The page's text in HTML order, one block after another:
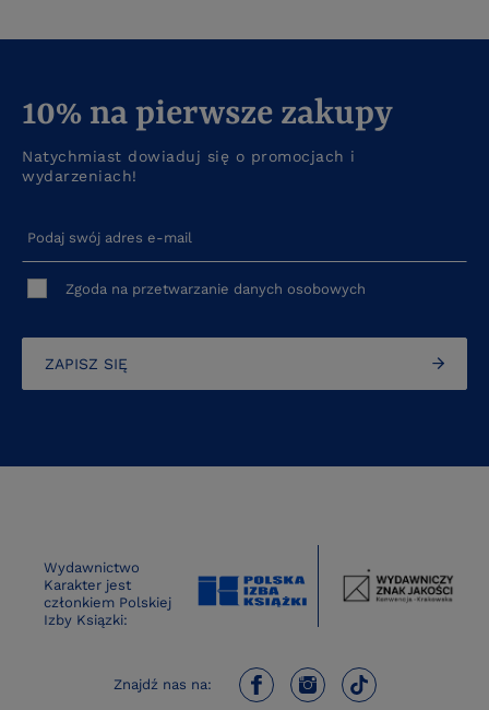
10% na pierwsze zakupy
Natychmiast dowiaduj się o promocjach i
wydarzeniach!
Podaj swój adres e-mail
Zgoda na przetwarzanie danych osobowych
ZAPISZ SIĘ
Wydawnictwo
Karakter jest
członkiem Polskiej
Izby Ksiązki:
Znajdź nas na: